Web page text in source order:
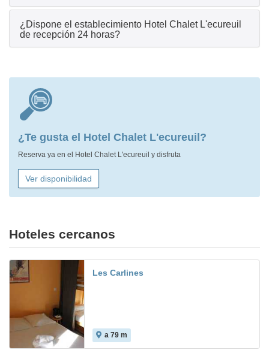
¿Dispone el establecimiento Hotel Chalet L'ecureuil
de recepción 24 horas?
¿Te gusta el Hotel Chalet L'ecureuil?
Reserva ya en el Hotel Chalet L'ecureuil y disfruta
Ver disponibilidad
Hoteles cercanos
Les Carlines
a 79 m